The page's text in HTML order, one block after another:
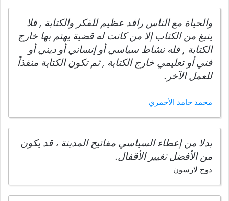
والحياة مع الناس رافد عظيم للفكر والكتابة , فلا
ينبغ من الكتاب إلا من كانت له قضية يهتم بها خارج
الكتابة , فله نشاط سياسي أو إنساني أو ديني أو
فني أو تعليمي خارج الكتابة , ثم تكون الكتابة منفذاً
للعمل الآخر.
محمد حامد الأحمري
بدلا من إعطاء السياسي مفاتيح المدينة ، قد يكون
من الأفضل تغيير الأقفال.
دوج لارسون